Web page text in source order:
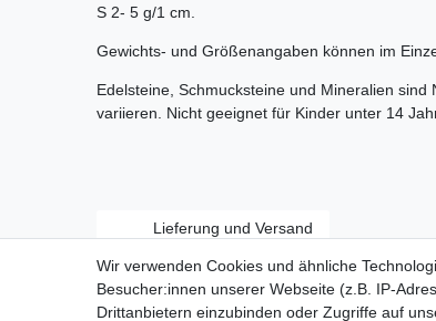
S 2- 5 g/1 cm.
Gewichts- und Größenangaben können im
Edelsteine, Schmucksteine und Mineralien
variieren. Nicht geeignet für Kinder unter 14
Lieferung und Versand
Wir verwenden Cookies und ähnliche
Besucher:innen unserer Webseite (z.B. IP-
Drittanbietern einzubinden oder Zugriffe auf